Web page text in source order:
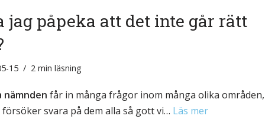
Svar
Parodontologi och
Sektionen för OFM
jag påpeka att det inte går rätt
15 2 min läsning
nämnden får in många frågor inom många olika områden,
försöker svara på dem alla så gott vi… Läs mer